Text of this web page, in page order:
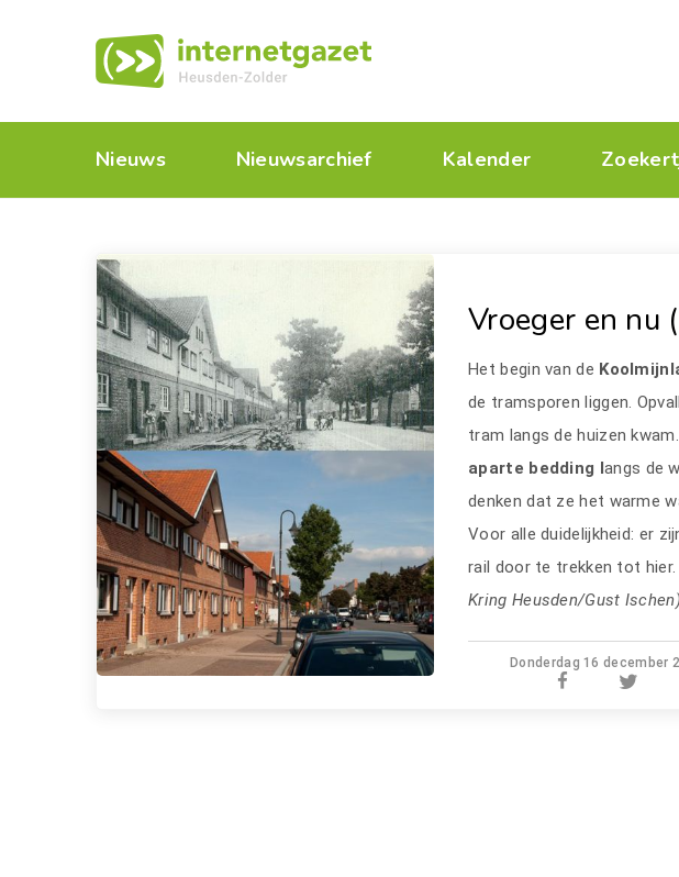
Nieuws Nieuwsarchief Kalender
Vroeger en nu
Het begin van de
de tramsporen liggen.
tram langs de huizen
aparte bedding langs de
denken dat ze het warme
Voor alle duidelijkheid: er
rail door te trekken tot hier.
Kring Heusden/Gust Ischen)
Donderdag 16 december